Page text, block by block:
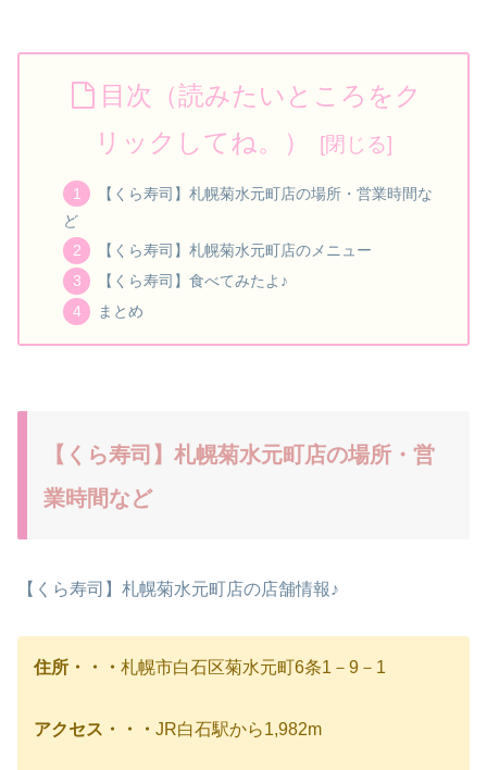
目次（読みたいところをク
リックしてね。）
【くら寿司】札幌菊水元町店の場所・営業時間な
ど
【くら寿司】札幌菊水元町店のメニュー
【くら寿司】食べてみたよ♪
まとめ
【くら寿司】札幌菊水元町店の場所・営
業時間など
【くら寿司】札幌菊水元町店の店舗情報♪
住所・・・ 札幌市白石区菊水元町6条1－9－1
アクセス・・・ JR白石駅から1,982m